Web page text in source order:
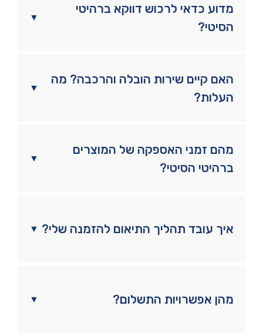
▼
מדוע כדאי לרכוש דווקא ברהיטי
הסיטי?
▼
האם קיים שירות הובלה והרכבה? מה
העלות?
▼
מהם זמני האספקה של המוצרים
ברהיטי הסיטי?
▼ איך עובד תהליך התיאום להזמנה שלי?
▼ מהן אפשרויות התשלום?